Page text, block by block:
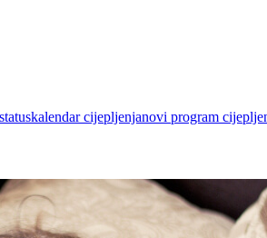
kalendar cijepljenjanovi program